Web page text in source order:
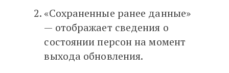
«Сохраненные ранее данные»
— отображает сведения о
состоянии персон на момент
выхода обновления.